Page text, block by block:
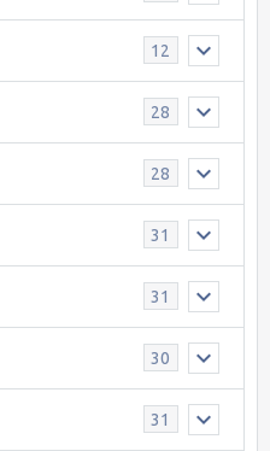
12
28
28
31
31
30
31